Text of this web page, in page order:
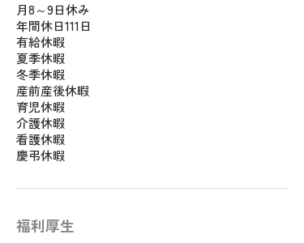
月8～9日休み
年間休日111日
有給休暇
夏季休暇
冬季休暇
産前産後休暇
育児休暇
介護休暇
看護休暇
慶弔休暇
福利厚生